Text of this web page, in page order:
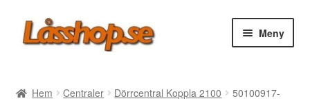
Hoppa
till
Hoppa
till
Meny
Hem Centraler Dörrcentral Koppla 2100
50100917-